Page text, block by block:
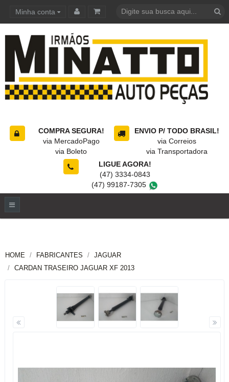
Minha conta
COMPRA SEGURA!
via MercadoPago
via Boleto
ENVIO P/ TODO BRASIL!
via Correios
via Transportadora
LIGUE AGORA!
(47) 3334-0843
(47) 99187-7305
HOME FABRICANTES
JAGUAR
CARDAN TRASEIRO JAGUAR XF 2013